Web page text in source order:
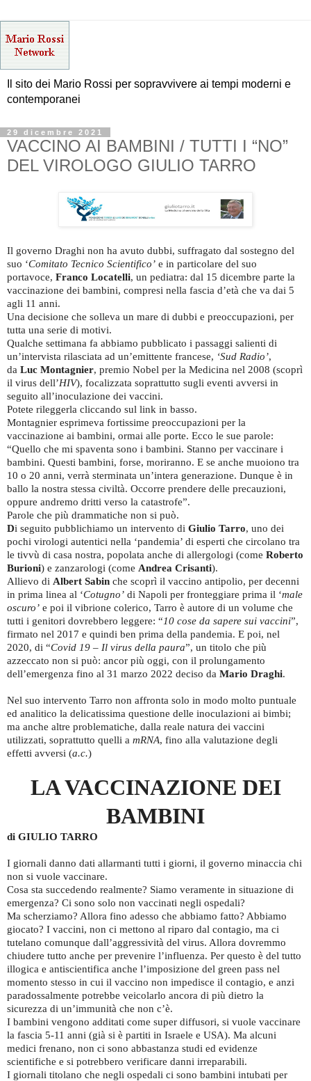
Il sito dei Mario Rossi per sopravvivere ai tempi moderni e
contemporanei
29 dicembre 2021
VACCINO AI BAMBINI / TUTTI I “NO”
DEL VIROLOGO GIULIO TARRO
Il governo Draghi non ha avuto dubbi, suffragato dal sostegno del
suo ‘Comitato Tecnico Scientifico’ e in particolare del suo
portavoce, Franco Locatelli, un pediatra: dal 15 dicembre parte la
vaccinazione dei bambini, compresi nella fascia d’età che va dai 5
agli 11 anni.
Una decisione che solleva un mare di dubbi e preoccupazioni, per
tutta una serie di motivi.
Qualche settimana fa abbiamo pubblicato i passaggi salienti di
un’intervista rilasciata ad un’emittente francese, ‘Sud Radio’,
da Luc Montagnier, premio Nobel per la Medicina nel 2008 (scoprì
il virus dell’HIV), focalizzata soprattutto sugli eventi avversi in
seguito all’inoculazione dei vaccini.
Potete rileggerla cliccando sul link in basso.
Montagnier esprimeva fortissime preoccupazioni per la
vaccinazione ai bambini, ormai alle porte. Ecco le sue parole:
“Quello che mi spaventa sono i bambini. Stanno per vaccinare i
bambini. Questi bambini, forse, moriranno. E se anche muoiono tra
10 o 20 anni, verrà sterminata un’intera generazione. Dunque è in
ballo la nostra stessa civiltà. Occorre prendere delle precauzioni,
oppure andremo dritti verso la catastrofe”.
Parole che più drammatiche non si può.
Di seguito pubblichiamo un intervento di Giulio Tarro, uno dei
pochi virologi autentici nella ‘pandemia’ di esperti che circolano tra
le tivvù di casa nostra, popolata anche di allergologi (come Roberto
Burioni) e zanzarologi (come Andrea Crisanti).
Allievo di Albert Sabin che scoprì il vaccino antipolio, per decenni
in prima linea al ‘Cotugno’ di Napoli per fronteggiare prima il ‘male
oscuro’ e poi il vibrione colerico, Tarro è autore di un volume che
tutti i genitori dovrebbero leggere: “10 cose da sapere sui vaccini”,
firmato nel 2017 e quindi ben prima della pandemia. E poi, nel
2020, di “Covid 19 – Il virus della paura”, un titolo che più
azzeccato non si può: ancor più oggi, con il prolungamento
dell’emergenza fino al 31 marzo 2022 deciso da Mario Draghi.
Nel suo intervento Tarro non affronta solo in modo molto puntuale
ed analitico la delicatissima questione delle inoculazioni ai bimbi;
ma anche altre problematiche, dalla reale natura dei vaccini
utilizzati, soprattutto quelli a mRNA, fino alla valutazione degli
effetti avversi (a.c.)
LA VACCINAZIONE DEI
BAMBINI
di GIULIO TARRO
I giornali danno dati allarmanti tutti i giorni, il governo minaccia chi
non si vuole vaccinare.
Cosa sta succedendo realmente? Siamo veramente in situazione di
emergenza? Ci sono solo non vaccinati negli ospedali?
Ma scherziamo? Allora fino adesso che abbiamo fatto? Abbiamo
giocato? I vaccini, non ci mettono al riparo dal contagio, ma ci
tutelano comunque dall’aggressività del virus. Allora dovremmo
chiudere tutto anche per prevenire l’influenza. Per questo è del tutto
illogica e antiscientifica anche l’imposizione del green pass nel
momento stesso in cui il vaccino non impedisce il contagio, e anzi
paradossalmente potrebbe veicolarlo ancora di più dietro la
sicurezza di un’immunità che non c’è.
I bambini vengono additati come super diffusori, si vuole vaccinare
la fascia 5-11 anni (già si è partiti in Israele e USA). Ma alcuni
medici frenano, non ci sono abbastanza studi ed evidenze
scientifiche e si potrebbero verificare danni irreparabili.
I giornali titolano che negli ospedali ci sono bambini intubati per